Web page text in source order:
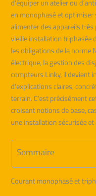
d’équiper un atelier ou
en monophasé et
alimenter des appareils
vieille installation triphasée
les obligations de la norme
électrique, la gestion des
compteurs Linky, il devient
d’explications claires,
terrain. C’est précisément
croisant notions de base,
une installation sécurisée
Sommaire
Courant monophasé et